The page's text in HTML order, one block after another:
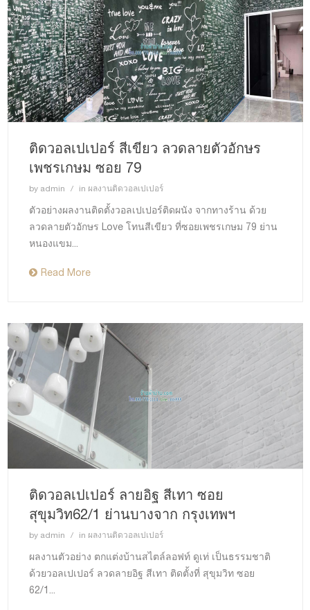
ติดวอลเปเปอร์ สีเขียว ลวดลายตัวอักษร
เพชรเกษม ซอย 79
by admin in ผลงานติดวอลเปเปอร์
ตัวอย่างผลงานติดตั้งวอลเปเปอร์ติดผนัง จากทางร้าน ด้วย
ลวดลายตัวอักษร Love โทนสีเขียว ที่ซอยเพชรเกษม 79 ย่าน
หนองแขม...
Read More
ติดวอลเปเปอร์ ลายอิฐ สีเทา ซอย
สุขุมวิท62/1 ย่านบางจาก กรุงเทพฯ
by admin in ผลงานติดวอลเปเปอร์
ผลงานตัวอย่าง ตกแต่งบ้านสไตล์ลอฟท์ ดูเท่ เป็นธรรมชาติ
ด้วยวอลเปเปอร์ ลวดลายอิฐ สีเทา ติดตั้งที่ สุขุมวิท ซอย
62/1...